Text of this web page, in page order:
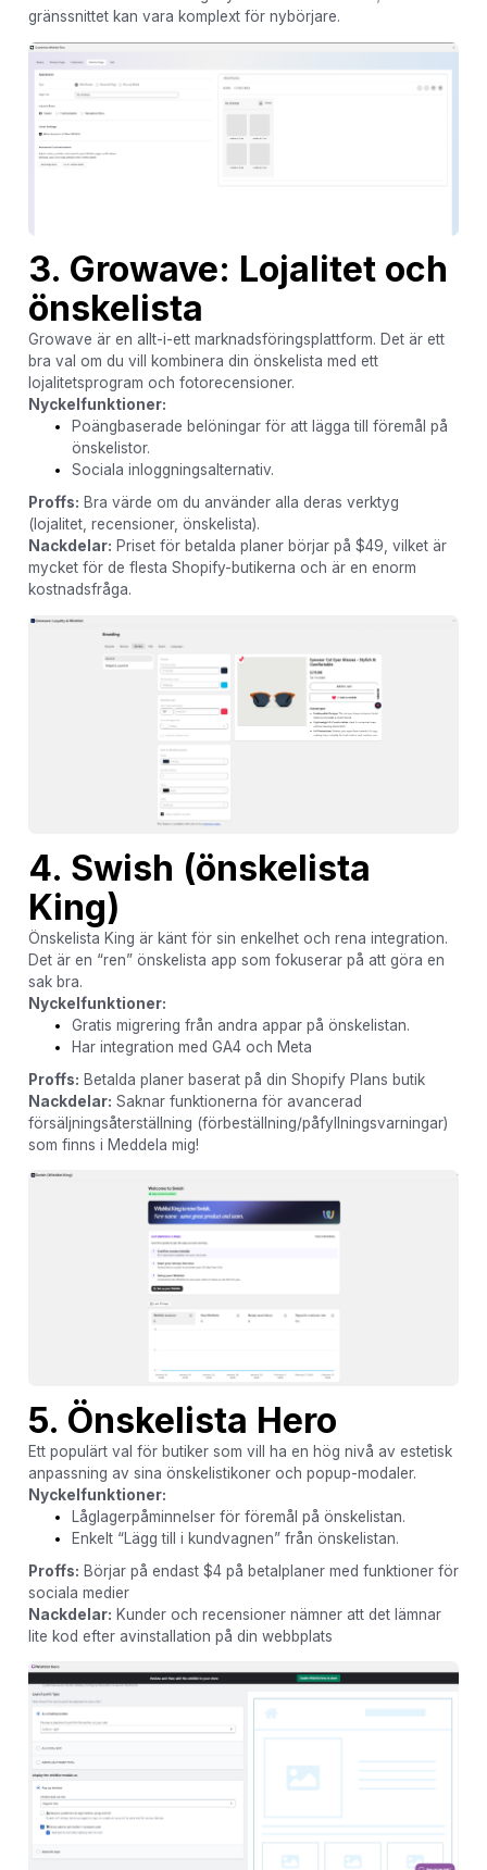
gränssnittet kan vara komplext för nybörjare.
3. Growave: Lojalitet och
önskelista
Growave är en allt-i-ett marknadsföringsplattform. Det är ett
bra val om du vill kombinera din önskelista med ett
lojalitetsprogram och fotorecensioner.
Nyckelfunktioner:
Poängbaserade belöningar för att lägga till föremål på
önskelistor.
Sociala inloggningsalternativ.
Proffs: Bra värde om du använder alla deras verktyg
(lojalitet, recensioner, önskelista).
Nackdelar: Priset för betalda planer börjar på $49, vilket är
mycket för de flesta Shopify-butikerna och är en enorm
kostnadsfråga.
4. Swish (önskelista
King)
Önskelista King är känt för sin enkelhet och rena integration.
Det är en “ren” önskelista app som fokuserar på att göra en
sak bra.
Nyckelfunktioner:
Gratis migrering från andra appar på önskelistan.
Har integration med GA4 och Meta
Proffs: Betalda planer baserat på din Shopify Plans butik
Nackdelar: Saknar funktionerna för avancerad
försäljningsåterställning (förbeställning/påfyllningsvarningar)
som finns i Meddela mig!
5. Önskelista Hero
Ett populärt val för butiker som vill ha en hög nivå av estetisk
anpassning av sina önskelistikoner och popup-modaler.
Nyckelfunktioner:
Låglagerpåminnelser för föremål på önskelistan.
Enkelt “Lägg till i kundvagnen” från önskelistan.
Proffs: Börjar på endast $4 på betalplaner med funktioner för
sociala medier
Nackdelar: Kunder och recensioner nämner att det lämnar
lite kod efter avinstallation på din webbplats